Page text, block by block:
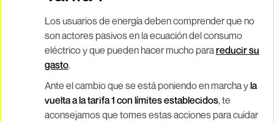
Los usuarios de energía deben comprender que no
son actores pasivos en la ecuación del consumo
eléctrico y que pueden hacer mucho parareducir su
gasto.
Ante el cambio que se está poniendo en marcha yla
vuelta a la tarifa 1 con límites establecidos, te
aconsejamos que tomes estas acciones para cuidar